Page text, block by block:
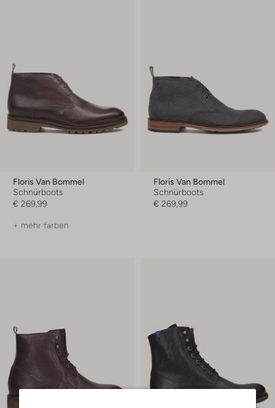
Floris Van Bommel
Schnürboots
€ 269,99
+ mehr farben
Floris Van Bommel
Schnürboots
€ 269,99